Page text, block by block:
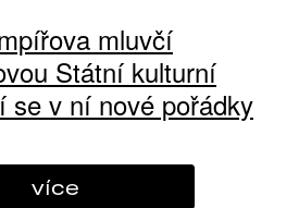
mluvčí
Státní kulturní
se v ní nové pořádky
více